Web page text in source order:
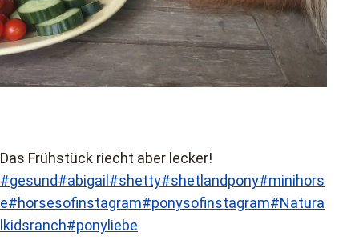
Das Frühstück riecht aber lecker!
#gesund#abigail #shetty#shetlandpony#minihors
e#horsesofinstagram#ponysofinstagram#Natura
lkidsranch#ponyliebe